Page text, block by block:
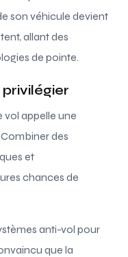
son véhicule devient
allant des
de pointe.
vol appelle une
des
et
chances de
anti-vol pour
que la